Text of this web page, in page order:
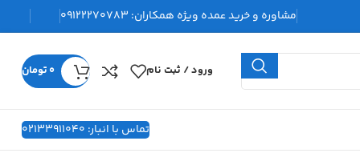
مشاوره و خرید عمده ویژه همکاران: 09122270783
ورود / ثبت نام 0 تومان
تماس با انبار: 02133911040